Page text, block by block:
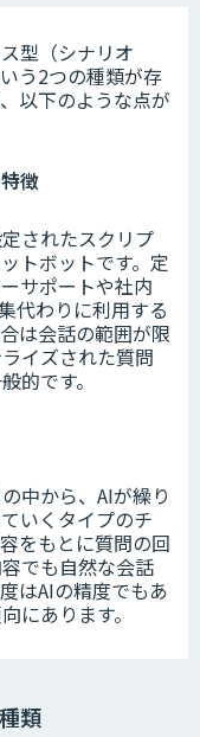
型（シナリオ
う2つの種類が存
以下のような点が
徴
されたスクリプ
トボットです。定
サポートや社内
代わりに利用する
は会話の範囲が限
イズされた質問
的です。
中から、AIが繰り
いくタイプのチ
をもとに質問の回
でも自然な会話
はAIの精度でもあ
にあります。
類